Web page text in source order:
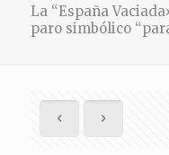
La “España
paro simbólico